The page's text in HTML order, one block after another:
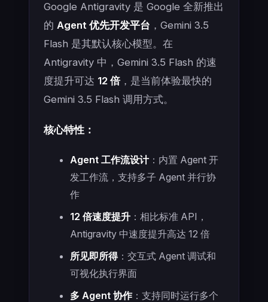
Google Antigravity 是 Google 全新推出
的 Agent 优先开发平台 ，Gemini 3.5
Flash 是其默认核心模型。在
Antigravity 中，Gemini 3.5 Flash 的速
度提升可达 12 倍，是当前体验最快的
Gemini 3.5 Flash 调用方式。
核心特性：
Agent 工作流设计：内置 Agent 开
发工作流，支持多子 Agent 并行协
作
12 倍速度提升 ：相比标准 API，
Antigravity 中速度提升高达 12 倍
所见即所得：交互式 Agent 调试和
可视化执行界面
多 Agent 协作：支持同时运行多个